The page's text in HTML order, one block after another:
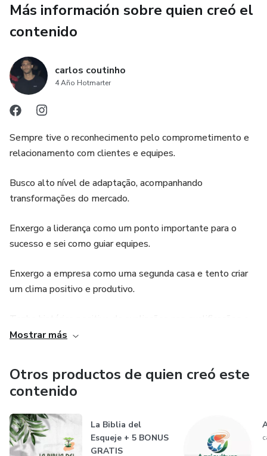
Más información sobre quien creó el
contenido
carlos coutinho
4 Año Hotmarter
Sempre tive o reconhecimento pelo comprometimento e
relacionamento com clientes e equipes.
Busco alto nível de adaptação, acompanhando
transformações do mercado.
Enxergo a liderança como um ponto importante para o
sucesso e sei como guiar equipes.
Enxergo a empresa como uma segunda casa e tento criar
um clima positivo e produtivo.
busco a excelência em qualquer atividade profissional.
ambiente positivo e de alto padrão.
graduação, fiz cursos nas áreas de: XXX e ZZZ
Mostrar más
Otros productos de quien creó este
contenido
La Biblia del
Esqueje + 5 BONUS
GRATIS